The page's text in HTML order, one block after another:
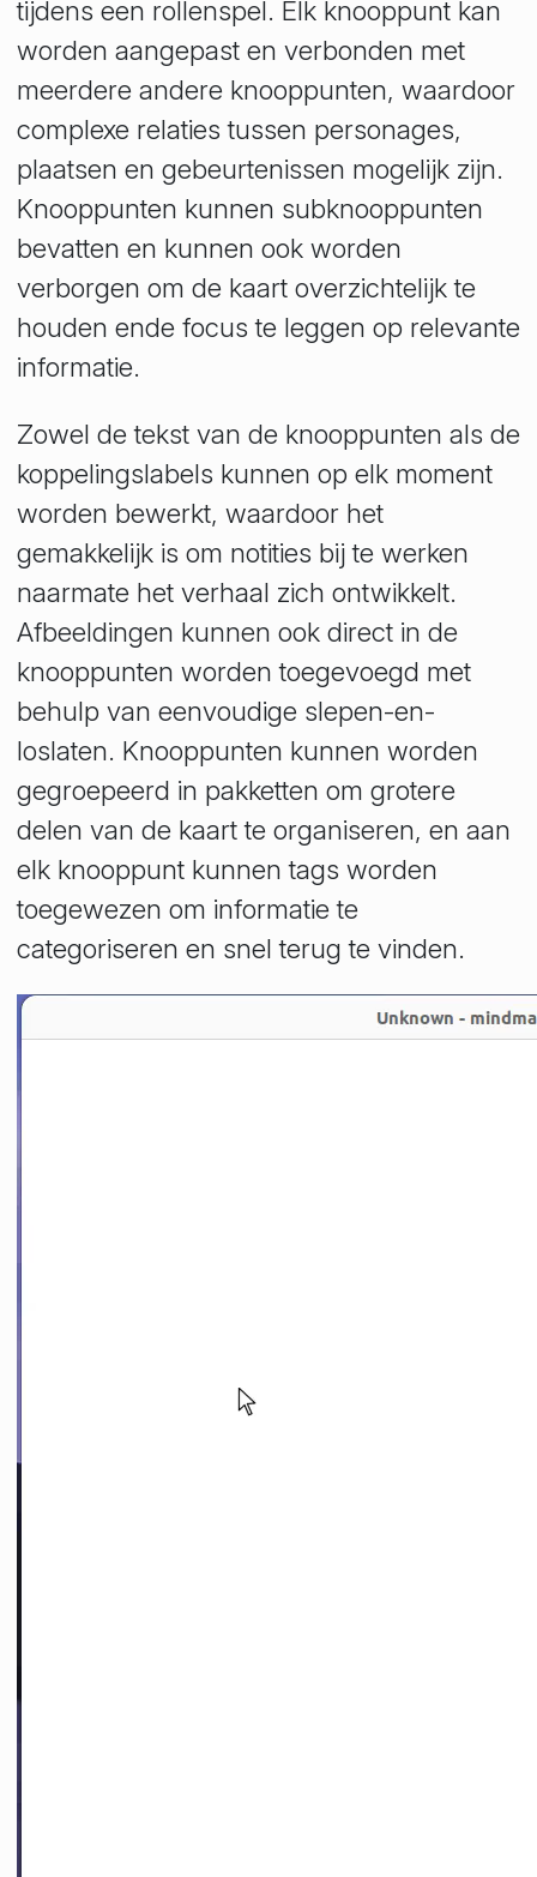
tijdens een rollenspel. Elk knooppunt kan
worden aangepast en verbonden met
meerdere andere knooppunten, waardoor
complexe relaties tussen personages,
plaatsen en gebeurtenissen mogelijk zijn.
Knooppunten kunnen subknooppunten
bevatten en kunnen ook worden
verborgen om de kaart overzichtelijk te
houden ende focus te leggen op relevante
informatie.
Zowel de tekst van de knooppunten als de
koppelingslabels kunnen op elk moment
worden bewerkt, waardoor het
gemakkelijk is om notities bij te werken
naarmate het verhaal zich ontwikkelt.
Afbeeldingen kunnen ook direct in de
knooppunten worden toegevoegd met
behulp van eenvoudige slepen-en-
loslaten. Knooppunten kunnen worden
gegroepeerd in pakketten om grotere
delen van de kaart te organiseren, en aan
elk knooppunt kunnen tags worden
toegewezen om informatie te
categoriseren en snel terug te vinden.